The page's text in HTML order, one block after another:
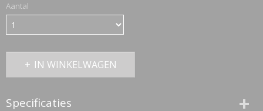
Aantal
IN WINKELWAGEN
Specificaties